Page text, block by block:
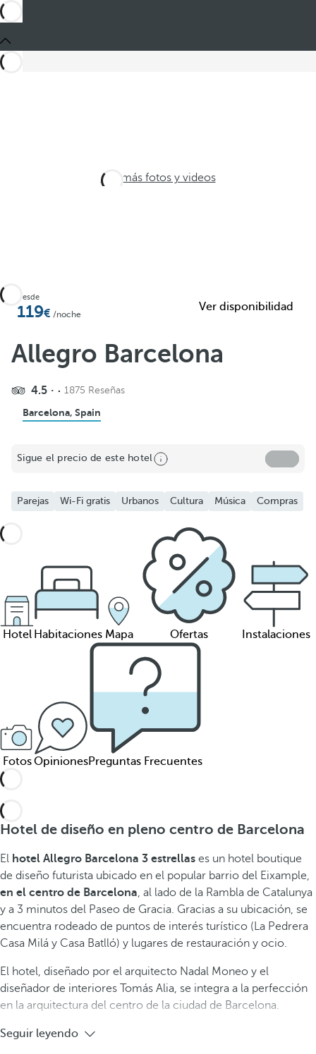
Ver más fotos y videos
Desde
119 /noche
Ver disponibilidad
Allegro Barcelona
4.5 1875 Reseñas
Barcelona, Spain
Sigue el precio de este hotel
Parejas Wi-Fi gratis Urbanos Cultura Música Compras
Hotel Habitaciones Mapa Ofertas Instalaciones
FotosOpinionesPreguntas Frecuentes
Hotel de diseño en pleno centro de Barcelona
El hotel Allegro Barcelona 3 estrellas es un hotel boutique
de diseño futurista ubicado en el popular barrio del Eixample,
en el centro de Barcelona, al lado de la Rambla de Catalunya
y a 3 minutos del Paseo de Gracia. Gracias a su ubicación, se
encuentra rodeado de puntos de interés turístico (La Pedrera
Casa Milá y Casa Batlló) y lugares de restauración y ocio.
El hotel, diseñado por el arquitecto Nadal Moneo y el
diseñador de interiores Tomás Alia, se integra a la perfección
en la arquitectura del centro de la ciudad de Barcelona.
Seguir leyendo